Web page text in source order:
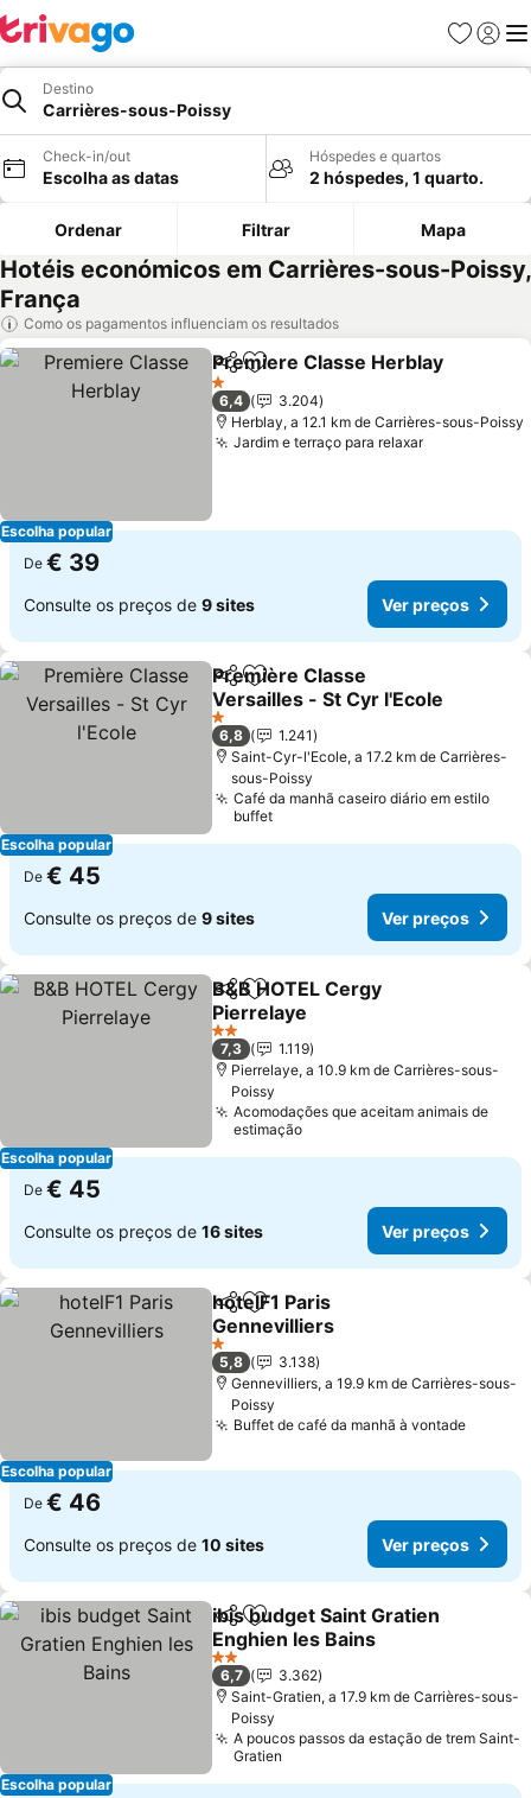
Favoritos
Iniciar
Destino
Carrières-sous-Poissy
Check-in/out
Escolha as datas
Hóspedes e quartos
2 hóspedes, 1 quarto.
Ordenar Filtrar Mapa
Hotéis económicos em Carrières-sous-Poissy,
França
Como os pagamentos influenciam os resultados
Escolha popular
PartilharAdicionar aos favoritos
Premiere Classe Herblay
1 Estrelas
6,4
3.204
Herblay, a 12.1 km de Carrières-sous-Poissy
Jardim e terraço para relaxar
De € 39
Consulte os preços de 9 sites Ver preços
Escolha popular
PartilharAdicionar aos favoritos
Première Classe
Versailles - St Cyr l'Ecole
1 Estrelas
6,8
1.241
Saint-Cyr-l'Ecole, a 17.2 km de Carrières-
sous-Poissy
Café da manhã caseiro diário em estilo
buffet
De € 45
Consulte os preços de 9 sites Ver preços
Escolha popular
PartilharAdicionar aos favoritos
B&B HOTEL Cergy
Pierrelaye
2 Estrelas
7,3
1.119
Pierrelaye, a 10.9 km de Carrières-sous-
Poissy
Acomodações que aceitam animais de
estimação
De € 45
Consulte os preços de 16 sites Ver preços
Escolha popular
PartilharAdicionar aos favoritos
hotelF1 Paris
Gennevilliers
1 Estrelas
5,8
3.138
Gennevilliers, a 19.9 km de Carrières-sous-
Poissy
Buffet de café da manhã à vontade
De € 46
Consulte os preços de 10 sites Ver preços
Escolha popular
PartilharAdicionar aos favoritos
ibis budget Saint Gratien
Enghien les Bains
2 Estrelas
6,7
3.362
Saint-Gratien, a 17.9 km de Carrières-sous-
Poissy
A poucos passos da estação de trem Saint-
Gratien